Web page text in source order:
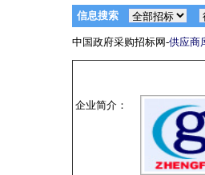
信息搜索
中国政府采购招标网-供应商
企业简介：